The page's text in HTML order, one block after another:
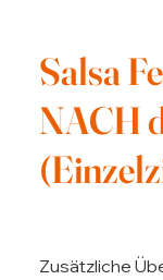
Salsa
NACH
Zusätzliche